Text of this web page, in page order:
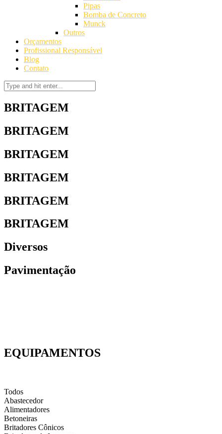
Pipas
Bomba de Concreto
Munck
Outros
Orçamentos
Profissional Responsável
Blog
Contato
BRITAGEM
BRITAGEM
BRITAGEM
BRITAGEM
BRITAGEM
BRITAGEM
Diversos
Pavimentação
EQUIPAMENTOS
Todos
Abastecedor
Alimentadores
Betoneiras
Britadores Cônicos